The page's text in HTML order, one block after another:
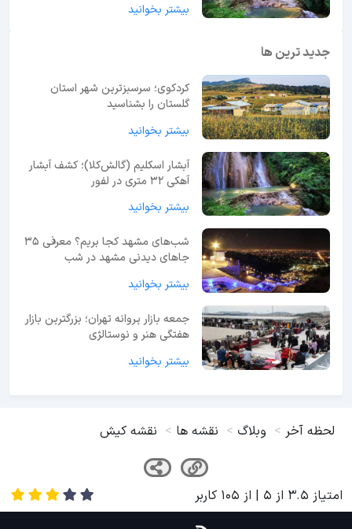
بیشتر بخوانید
جدید ترین ها
کردکوی؛ سرسبزترین شهر استان
گلستان را بشناسید
بیشتر بخوانید
آبشار اسکلیم (گالش‌کلا)؛ کشف آبشار
آهکی ۳۲ متری در لفور
بیشتر بخوانید
شب‌های مشهد کجا بریم؟ معرفی 35
جاهای دیدنی مشهد در شب
بیشتر بخوانید
جمعه بازار پروانه تهران؛ بزرگترین بازار
هفتگی هنر و نوستالژی
بیشتر بخوانید
لحظه آخر وبلاگ نقشه ها نقشه کیش
امتیاز 3.5 از 5 | از 105 کاربر